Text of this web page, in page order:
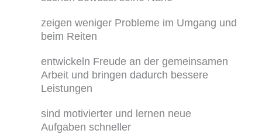
zeigen weniger Probleme im Umgang und
beim Reiten
entwickeln Freude an der gemeinsamen
Arbeit und bringen dadurch bessere
Leistungen
sind motivierter und lernen neue
Aufgaben schneller